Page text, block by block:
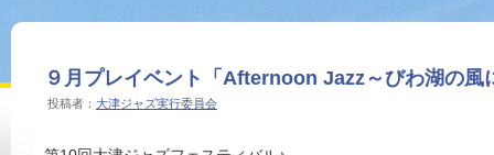
９月プレイベント「Afternoon Jazz～びわ湖の風
投稿者： 大津ジャズ実行委員会